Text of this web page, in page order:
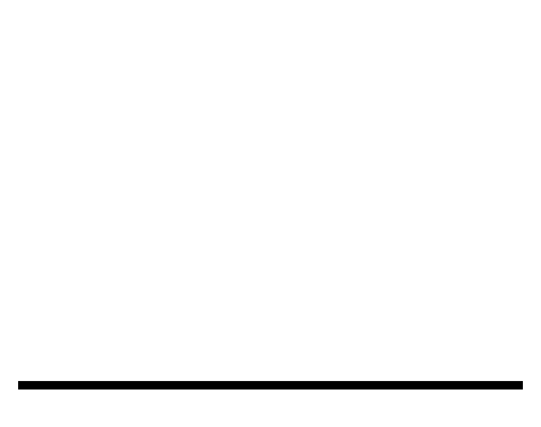
สมัครนั้น สะท้อนการไม่เข้าใจระบบความสัมพันธ์ของคนใน